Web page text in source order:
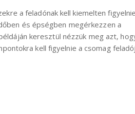
a feladónak kell kiemelten
és épségben megérkezzen a
keresztül nézzük meg azt,
kell figyelnie a csomag